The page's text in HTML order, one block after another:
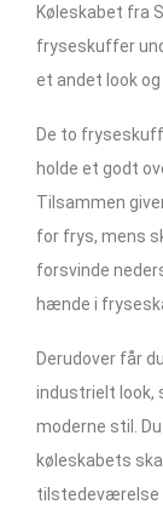
Køleskabet fra
fryseskuffer
et andet look og
De to
holde et godt
Tilsammen
for frys, mens
forsvinde
hænde i
Derudover får
industrielt look,
moderne stil.
køleskabets
tilstedeværelse